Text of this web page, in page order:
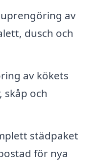
av
dusch och
av kökets
skåp och
städpaket
för nya